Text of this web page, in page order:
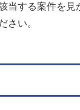
当する案件を見
さい。